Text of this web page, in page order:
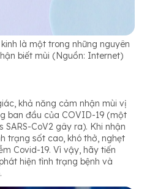
là một trong những nguyên
biết mùi (Nguồn: Internet)
khả năng cảm nhận mùi vị
ban đầu của COVID-19 (một
SARS-CoV2 gây ra). Khi nhận
trạng sốt cao, khó thở, nghẹt
Covid-19. Vì vậy, hãy tiến
hiện tình trạng bệnh và